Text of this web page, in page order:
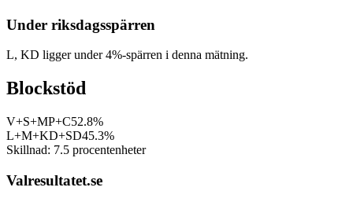
Under riksdagsspärren
L, KD ligger under 4%-spärren i denna mätning.
Blockstöd
V+S+MP+C52.8%
L+M+KD+SD45.3%
Skillnad: 7.5 procentenheter
Valresultatet.se